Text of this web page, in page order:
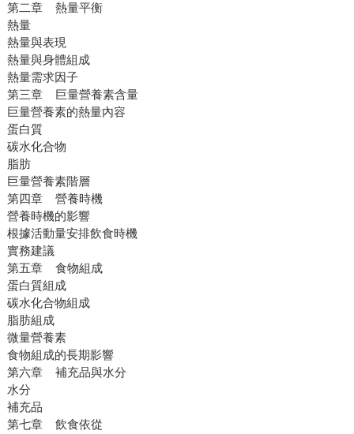
第二章 熱量平衡
熱量
熱量與表現
熱量與身體組成
熱量需求因子
第三章 巨量營養素含量
巨量營養素的熱量內容
蛋白質
碳水化合物
脂肪
巨量營養素階層
第四章 營養時機
營養時機的影響
根據活動量安排飲食時機
實務建議
第五章 食物組成
蛋白質組成
碳水化合物組成
脂肪組成
微量營養素
食物組成的長期影響
第六章 補充品與水分
水分
補充品
第七章 飲食依從